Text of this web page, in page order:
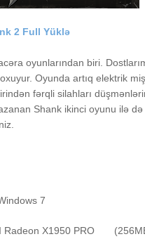
2 Full Yüklə
oyunlarından biri.
Oyunda artıq elektrik
fərqli silahları
Shank ikinci oyunu ilə də
7
Radeon X1950 PRO